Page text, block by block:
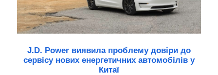
J.D. Power виявила проблему довіри до
сервісу нових енергетичних автомобілів у
Китаї